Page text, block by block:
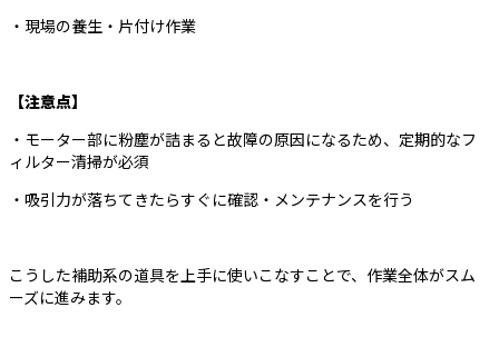
・現場の養生・片付け作業
【注意点】
・モーター部に粉塵が詰まると故障の原因になるため、定期的なフ
ィルター清掃が必須
・吸引力が落ちてきたらすぐに確認・メンテナンスを行う
こうした補助系の道具を上手に使いこなすことで、作業全体がスム
ーズに進みます。